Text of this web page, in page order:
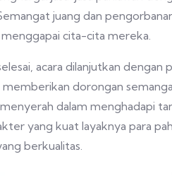
juang dan
menggapai cita-cita mereka.
acara dilanjutkan dengan
memberikan dorongan
dalam menghadapi
yang kuat layaknya para
berkualitas.